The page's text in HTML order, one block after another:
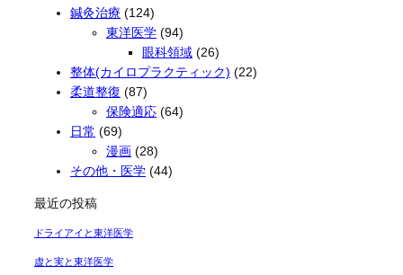
鍼灸治療 (124)
東洋医学 (94)
眼科領域 (26)
整体(カイロプラクティック) (22)
柔道整復 (87)
保険適応 (64)
日常 (69)
漫画 (28)
その他・医学 (44)
最近の投稿
ドライアイと東洋医学
虚と実と東洋医学